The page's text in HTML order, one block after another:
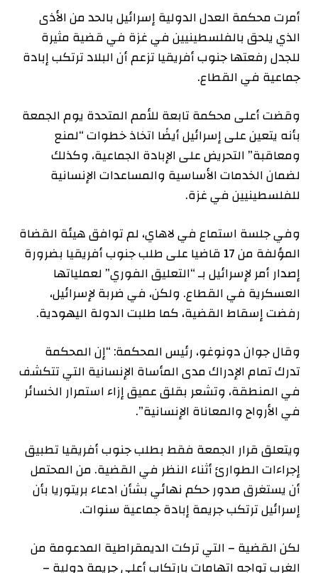
أمرت محكمة العدل الدولية إسرائيل بالحد من الأذى
الذي يلحق بالفلسطينيين في غزة في قضية مثيرة
للجدل رفعتها جنوب أفريقيا تزعم أن البلاد ترتكب إبادة
جماعية في القطاع.
وقضت أعلى محكمة تابعة للأمم المتحدة يوم الجمعة
بأنه يتعين على إسرائيل أيضًا اتخاذ خطوات “لمنع
ومعاقبة” التحريض على الإبادة الجماعية، وكذلك
لضمان الخدمات الأساسية والمساعدات الإنسانية
للفلسطينيين في غزة.
وفي جلسة استماع في لاهاي، لم توافق هيئة القضاة
المؤلفة من 17 قاضيا على طلب جنوب أفريقيا بضرورة
إصدار أمر لإسرائيل بـ “التعليق الفوري” لعملياتها
العسكرية في القطاع. ولكن، في ضربة لإسرائيل،
رفضت إسقاط القضية، كما طلبت الدولة اليهودية.
وقال جوان دونوغو، رئيس المحكمة: “إن المحكمة
تدرك تمام الإدراك مدى المأساة الإنسانية التي تتكشف
في المنطقة، وتشعر بقلق عميق إزاء استمرار الخسائر
في الأرواح والمعاناة الإنسانية”.
ويتعلق قرار الجمعة فقط بطلب جنوب أفريقيا تطبيق
إجراءات الطوارئ أثناء النظر في القضية. من المحتمل
أن يستغرق صدور حكم نهائي بشأن ادعاء بريتوريا بأن
إسرائيل ترتكب جريمة إبادة جماعية سنوات.
لكن القضية – التي تركت الديمقراطية المدعومة من
الغرب تواجه اتهامات بارتكاب أعلى جريمة دولية –